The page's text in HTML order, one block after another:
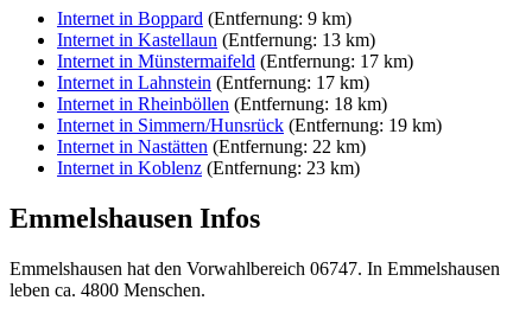
Internet in Boppard (Entfernung: 9 km)
Internet in Kastellaun (Entfernung: 13 km)
Internet in Münstermaifeld (Entfernung: 17 km)
Internet in Lahnstein (Entfernung: 17 km)
Internet in Rheinböllen (Entfernung: 18 km)
Internet in Simmern/Hunsrück (Entfernung: 19 km)
Internet in Nastätten (Entfernung: 22 km)
Internet in Koblenz (Entfernung: 23 km)
Emmelshausen Infos
Emmelshausen hat den Vorwahlbereich 06747. In Emmelshausen
leben ca. 4800 Menschen.